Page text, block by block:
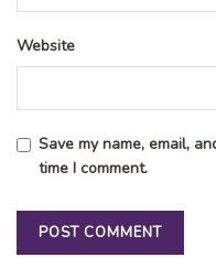
Website
Save my name, email,
time I comment.